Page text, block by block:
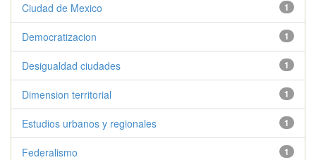
1
Ciudad de Mexico
1
Democratizacion
1
Desigualdad ciudades
1
Dimension territorial
1
Estudios urbanos y regionales
1
Federalismo